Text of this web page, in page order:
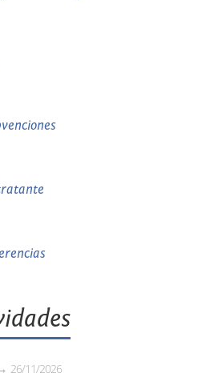
26/11/2026